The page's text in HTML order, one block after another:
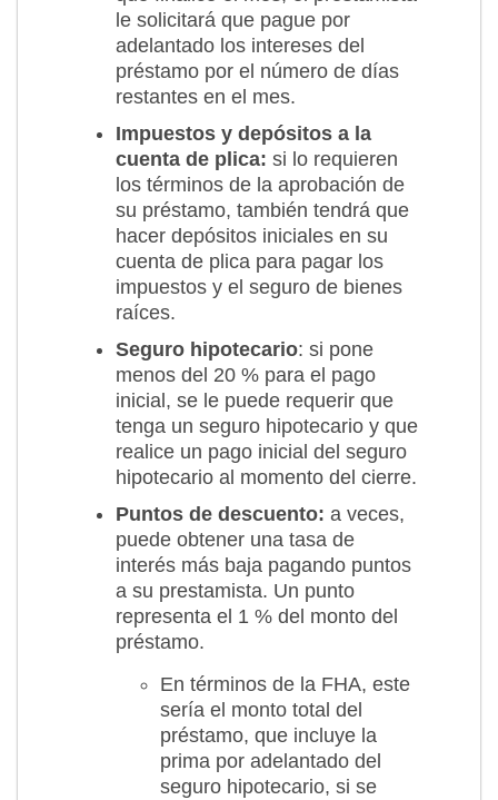
le solicitará que pague por
adelantado los intereses del
préstamo por el número de días
restantes en el mes.
Impuestos y depósitos a la
cuenta de plica: si lo requieren
los términos de la aprobación de
su préstamo, también tendrá que
hacer depósitos iniciales en su
cuenta de plica para pagar los
impuestos y el seguro de bienes
raíces.
Seguro hipotecario: si pone
menos del 20 % para el pago
inicial, se le puede requerir que
tenga un seguro hipotecario y que
realice un pago inicial del seguro
hipotecario al momento del cierre.
Puntos de descuento: a veces,
puede obtener una tasa de
interés más baja pagando puntos
a su prestamista. Un punto
representa el 1 % del monto del
préstamo.
En términos de la FHA, este
sería el monto total del
préstamo, que incluye la
prima por adelantado del
seguro hipotecario, si se